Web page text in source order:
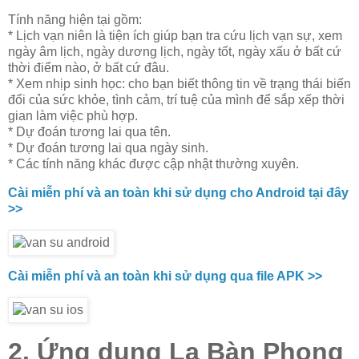
Tính năng hiện tại gồm:
* Lịch vạn niên là tiện ích giúp bạn tra cứu lịch vạn sự, xem
ngày âm lịch, ngày dương lịch, ngày tốt, ngày xấu ở bất cứ
thời điểm nào, ở bất cứ đâu.
* Xem nhịp sinh học: cho bạn biết thông tin về trạng thái biến
đổi của sức khỏe, tình cảm, trí tuệ của mình để sắp xếp thời
gian làm việc phù hợp.
* Dự đoán tương lai qua tên.
* Dự đoán tương lai qua ngày sinh.
* Các tính năng khác được cập nhật thường xuyên.
Cài miễn phí và an toàn khi sử dụng cho Android tại đây
>>
Cài miễn phí và an toàn khi sử dụng qua file APK >>
2. Ứng dụng La Bàn Phong